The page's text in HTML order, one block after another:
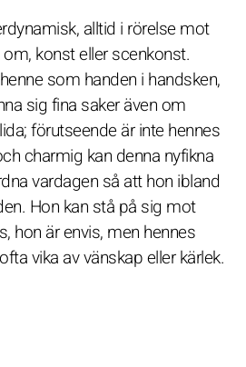
alltid i rörelse mot
konst eller scenkonst.
som handen i handsken,
sig fina saker även om
förutseende är inte hennes
charmig kan denna nyfikna
vardagen så att hon ibland
Hon kan stå på sig mot
hon är envis, men hennes
vika av vänskap eller kärlek.